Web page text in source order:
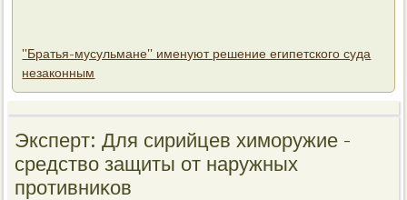
''Братья-мусульмане'' именуют решение египетского суда
незаконным
Эксперт: Для сирийцев химоружие -
средствο защиты от наружных
противниκов